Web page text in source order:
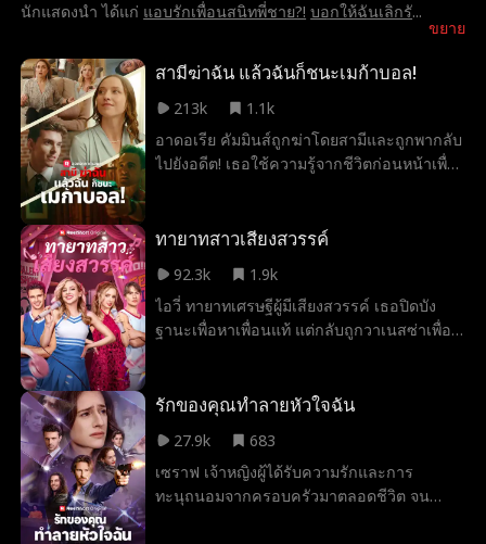
ขยาย
นักแสดงนำ ได้แก่ แอบรักเพื่อนสนิทพี่ชาย?! บอกให้ฉันเลิกรั...
สามีฆ่าฉัน แล้วฉันก็ชนะเมก้าบอล!
213k
1.1k
อาดอเรีย คัมมินส์ถูกฆ่าโดยสามีและถูกพากลับ
ไปยังอดีต! เธอใช้ความรู้จากชีวิตก่อนหน้าเพื่อ
อร์ ทนายความที่ดูเหมือนจะมีประโยชน์สำหรับ
รู้จักกันมาก่อน
ทายาทสาวเสียงสวรรค์
92.3k
1.9k
ไอวี่ ทายาทเศรษฐีผู้มีเสียงสวรรค์ เธอปิดบัง
ฐานะเพื่อหาเพื่อนแท้ แต่กลับถูกวาเนสซ่าเพื่อน
จึงขอความช่วยเหลือจากเบลก เพื่อนสนิทวัย
ของเธอ!
รักของคุณทำลายหัวใจฉัน
27.9k
683
เซราฟ เจ้าหญิงผู้ได้รับความรักและการ
ทะนุถนอมจากครอบครัวมาตลอดชีวิต จน